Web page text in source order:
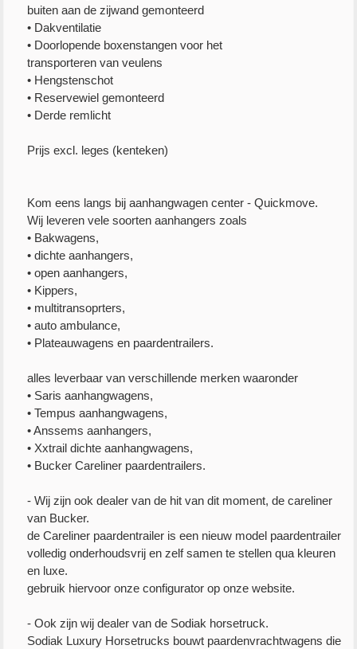
buiten aan de zijwand gemonteerd
• Dakventilatie
• Doorlopende boxenstangen voor het
transporteren van veulens
• Hengstenschot
• Reservewiel gemonteerd
• Derde remlicht
Prijs excl. leges (kenteken)
Kom eens langs bij aanhangwagen center - Quickmove.
Wij leveren vele soorten aanhangers zoals
• Bakwagens,
• dichte aanhangers,
• open aanhangers,
• Kippers,
• multitransoprters,
• auto ambulance,
• Plateauwagens en paardentrailers.
alles leverbaar van verschillende merken waaronder
• Saris aanhangwagens,
• Tempus aanhangwagens,
• Anssems aanhangers,
• Xxtrail dichte aanhangwagens,
• Bucker Careliner paardentrailers.
- Wij zijn ook dealer van de hit van dit moment, de careliner
van Bucker.
de Careliner paardentrailer is een nieuw model paardentrailer
volledig onderhoudsvrij en zelf samen te stellen qua kleuren
en luxe.
gebruik hiervoor onze configurator op onze website.
- Ook zijn wij dealer van de Sodiak horsetruck.
Sodiak Luxury Horsetrucks bouwt paardenvrachtwagens die